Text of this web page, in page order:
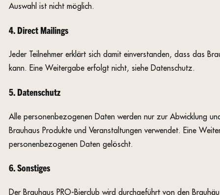
Auswahl ist nicht möglich.
4. Direct Mailings
Jeder Teilnehmer erklärt sich damit einverstanden, dass das
kann. Eine Weitergabe erfolgt nicht, siehe Datenschutz.
5. Datenschutz
Alle personenbezogenen Daten werden nur zur Abwicklung
Brauhaus Produkte und Veranstaltungen verwendet. Eine
personenbezogenen Daten gelöscht.
6. Sonstiges
Der Brauhaus PRO-Bierclub wird durchgeführt von den